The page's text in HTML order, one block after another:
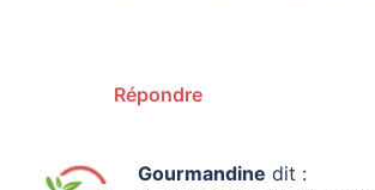
Répondre
Gourmandine dit :